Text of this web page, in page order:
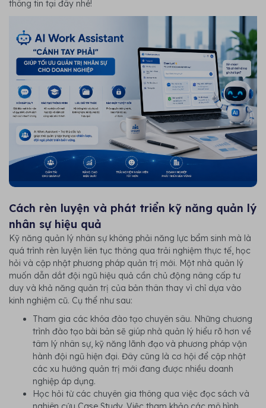
thông tin tại đây nhé!
Cách rèn luyện và phát triển kỹ năng quản lý
nhân sự hiệu quả
Kỹ năng quản lý nhân sự không phải năng lực bẩm sinh mà là
quá trình rèn luyện liên tục thông qua trải nghiệm thực tế, học
hỏi và cập nhật phương pháp quản trị mới. Một nhà quản lý
muốn dẫn dắt đội ngũ hiệu quả cần chủ động nâng cấp tư
duy và khả năng quản trị của bản thân thay vì chỉ dựa vào
kinh nghiệm cũ. Cụ thể như sau:
Tham gia các khóa đào tạo chuyên sâu. Những chương
trình đào tạo bài bản sẽ giúp nhà quản lý hiểu rõ hơn về
tâm lý nhân sự, kỹ năng lãnh đạo và phương pháp vận
hành đội ngũ hiện đại. Đây cũng là cơ hội để cập nhật
các xu hướng quản trị mới đang được nhiều doanh
nghiệp áp dụng.
Học hỏi từ các chuyên gia thông qua việc đọc sách và